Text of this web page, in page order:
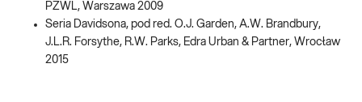
PZWL, Warszawa 2009
Seria Davidsona, pod red. O.J. Garden, A.W. Brandbury,
J.L.R. Forsythe, R.W. Parks, Edra Urban & Partner, Wrocław
2015